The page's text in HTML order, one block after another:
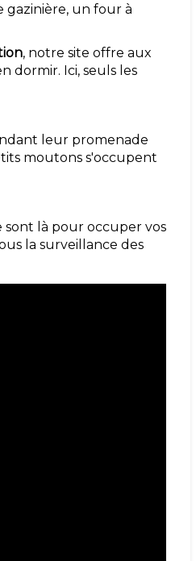
gazinière, un four à
, notre site offre aux
dormir. Ici, seuls les
leur promenade
moutons s'occupent
sont là pour occuper vos
la surveillance des